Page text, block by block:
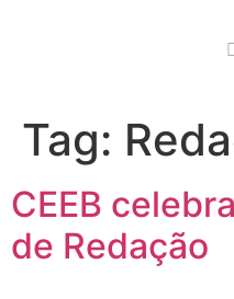
Tag:
CEEB
de Redação